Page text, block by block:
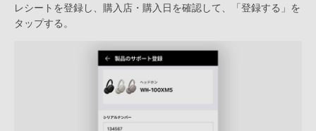
レシートを登録し、購入店・購入日を確認して、「登録する」を
タップする。